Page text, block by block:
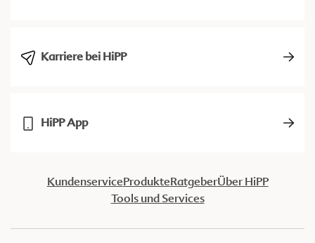
Karriere bei HiPP
HiPP App
KundenserviceProdukteRatgeberÜber HiPP
Tools und Services